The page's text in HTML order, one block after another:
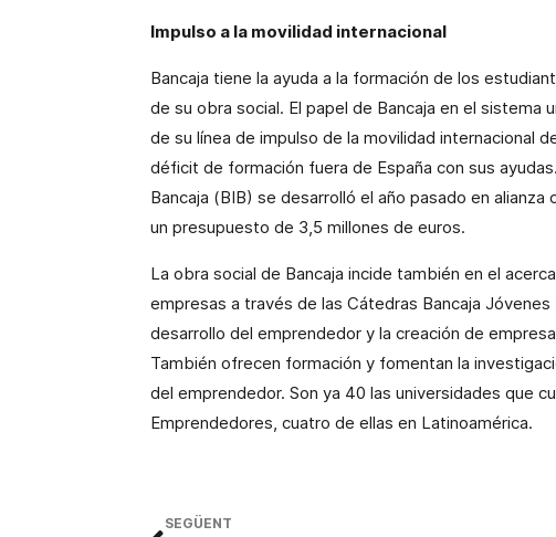
Impulso a la movilidad internacional
Bancaja tiene la ayuda a la formación de los
de su obra social. El papel de Bancaja en el sistema
de su línea de impulso de la movilidad internacional
déficit de formación fuera de España con sus
Bancaja (BIB) se desarrolló el año pasado en
un presupuesto de 3,5 millones de euros.
La obra social de Bancaja incide también en el
empresas a través de las Cátedras Bancaja
desarrollo del emprendedor y la creación de
También ofrecen formación y fomentan la
del emprendedor. Son ya 40 las universidades que
Emprendedores, cuatro de ellas en Latinoamérica.
SEGÜENT